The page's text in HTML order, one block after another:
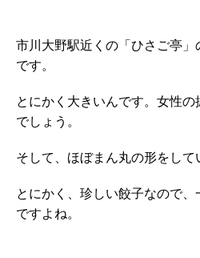
市川大野駅近くの「ひさご亭
です。
とにかく大きいんです。女性
でしょう。
そして、ほぼまん丸の形をして
とにかく、珍しい餃子なので
ですよね。